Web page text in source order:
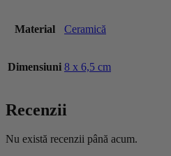
Material Ceramică
Dimensiuni 8 x 6,5 cm
Recenzii
Nu există recenzii până acum.